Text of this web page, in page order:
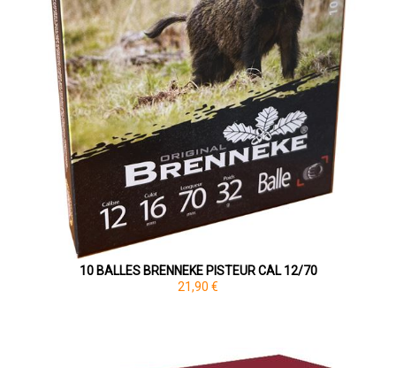
10 BALLES BRENNEKE PISTEUR CAL 12/70
21,90 €